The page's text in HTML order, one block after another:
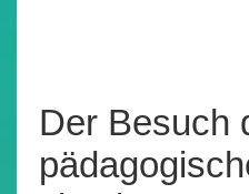
Der Besuch